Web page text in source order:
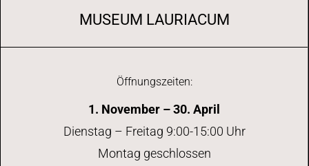
MUSEUM LAURIACUM
Öffnungszeiten:
1. November – 30. April
Dienstag – Freitag 9:00-15:00 Uhr
Montag geschlossen